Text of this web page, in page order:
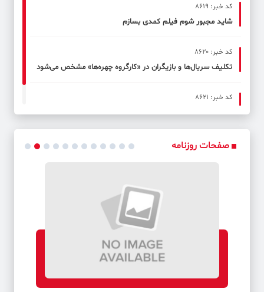
کد خبر: 8619
شاید مجبور شوم فیلم کمدی بسازم
کد خبر: 8620
تکلیف سریال‌ها و بازیگران در «کارگروه چهره‌ها» مشخص می‌شود
کد خبر: 8621
محسن ابراهیم‌زاده بیماری را شکست داد و به صحنه بازگشت
صفحات روزنامه